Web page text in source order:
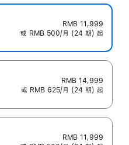
RMB 11,999
或 RMB 500/月 (24 期) 起
RMB 14,999
或 RMB 625/月 (24 期) 起
RMB 11,999